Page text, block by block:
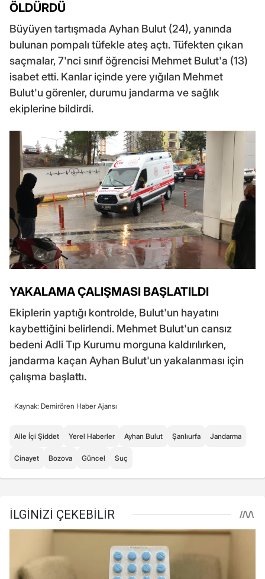
ÖLDÜRDÜ
Büyüyen tartışmada Ayhan Bulut (24), yanında
bulunan pompalı tüfekle ateş açtı. Tüfekten çıkan
saçmalar, 7'nci sınıf öğrencisi Mehmet Bulut'a (13)
isabet etti. Kanlar içinde yere yığılan Mehmet
Bulut'u görenler, durumu jandarma ve sağlık
ekiplerine bildirdi.
YAKALAMA ÇALIŞMASI BAŞLATILDI
Ekiplerin yaptığı kontrolde, Bulut'un hayatını
kaybettiğini belirlendi. Mehmet Bulut'un cansız
bedeni Adli Tıp Kurumu morguna kaldırılırken,
jandarma kaçan Ayhan Bulut'un yakalanması için
çalışma başlattı.
Kaynak: Demirören Haber Ajansı
Aile İçi Şiddet Yerel Haberler Ayhan Bulut Şanlıurfa Jandarma
Cinayet Bozova Güncel Suç